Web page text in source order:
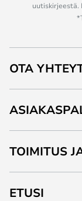
OTA
TOIMITUS
ETUSI